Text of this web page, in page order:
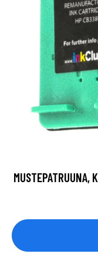
MUSTEPATRUUNA,